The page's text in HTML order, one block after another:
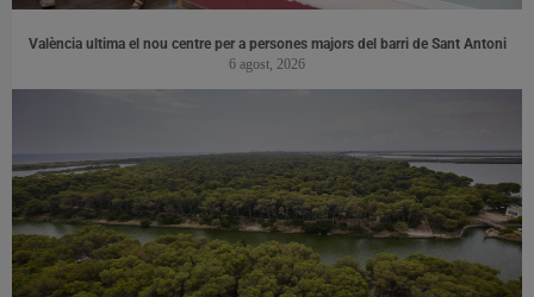
València ultima el nou centre per a persones majors del barri de Sant Antoni
6 agost, 2026